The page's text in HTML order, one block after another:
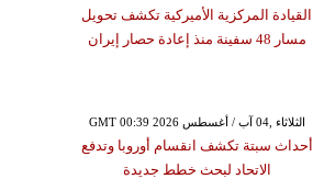
القيادة المركزية الأميركية تكشف تحويل
مسار 48 سفينة منذ إعادة حصار إيران
GMT 00:39 2026 الثلاثاء ,04 آب / أغسطس
أحداث سبتة تكشف انقسام أوروبا وتدفع
الاتحاد لبحث خطط جديدة